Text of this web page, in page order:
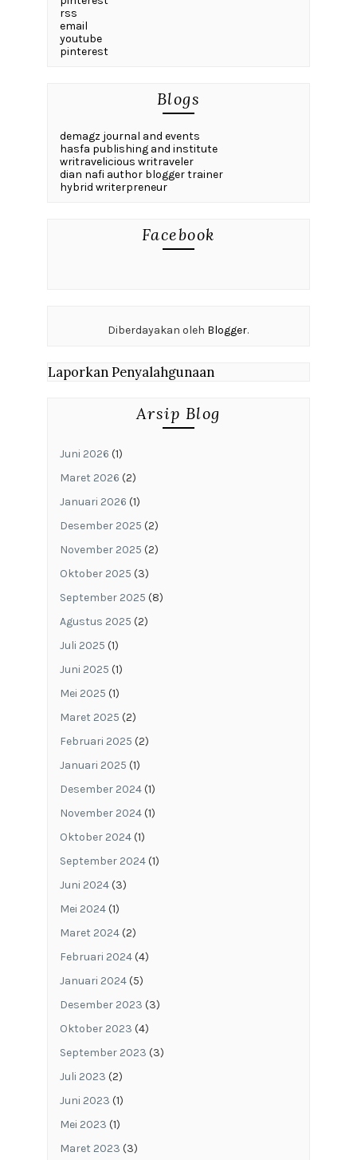
rss
email
youtube
pinterest
Blogs
demagz journal and events
hasfa publishing and institute
writravelicious writraveler
dian nafi author blogger trainer
hybrid writerpreneur
Facebook
Diberdayakan oleh Blogger.
Laporkan Penyalahgunaan
Arsip Blog
Juni 2026 (1)
Maret 2026 (2)
Januari 2026 (1)
Desember 2025 (2)
November 2025 (2)
Oktober 2025 (3)
September 2025 (8)
Agustus 2025 (2)
Juli 2025 (1)
Juni 2025 (1)
Mei 2025 (1)
Maret 2025 (2)
Februari 2025 (2)
Januari 2025 (1)
Desember 2024(1)
November 2024(1)
Oktober 2024(1)
September 2024(1)
Juni 2024(3)
Mei 2024(1)
Maret 2024(2)
Februari 2024(4)
Januari 2024(5)
Desember 2023 (3)
Oktober 2023 (4)
September 2023 (3)
Juli 2023 (2)
Juni 2023 (1)
Mei 2023 (1)
Maret 2023 (3)